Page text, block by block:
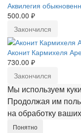
Аквилегия
500.00 ₽
Закончился
Аконит Кармихеля
730.00 ₽
Закончился
Мы используем
Продолжая им
на обработку
Понятно